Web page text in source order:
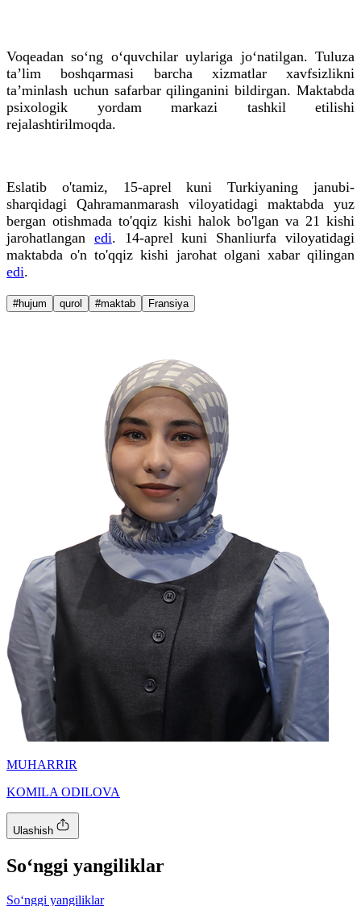
Voqeadan so‘ng o‘quvchilar uylariga jo‘natilgan. Tuluza
ta’lim boshqarmasi barcha xizmatlar xavfsizlikni
ta’minlash uchun safarbar qilinganini bildirgan. Maktabda
psixologik yordam markazi tashkil etilishi
rejalashtirilmoqda.
Eslatib o'tamiz, 15-aprel kuni Turkiyaning janubi-
sharqidagi Qahramanmarash viloyatidagi maktabda yuz
bergan otishmada to'qqiz kishi halok bo'lgan va 21 kishi
jarohatlangan edi. 14-aprel kuni Shanliurfa viloyatidagi
maktabda o'n to'qqiz kishi jarohat olgani xabar qilingan
edi.
#hujum qurol #maktab Fransiya
MUHARRIR
KOMILA ODILOVA
Ulashish
So‘nggi yangiliklar
So‘nggi yangiliklar